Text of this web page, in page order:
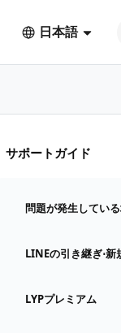
日本語
サポートガイド
問題が発生してい
LINEの引き継ぎ⋅新
LYPプレミアム